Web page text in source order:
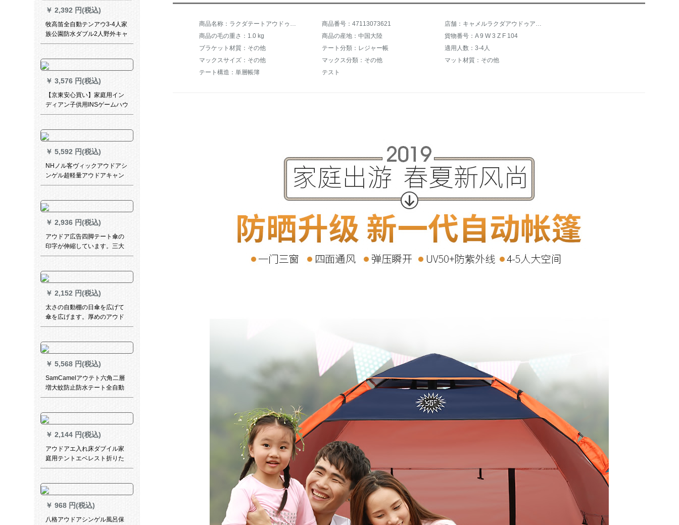
￥ 2,392 円(税込)
牧高笛全自動テンアウ3-4人家
族公園防水ダブル2人野外キャ
ンプ大テンセット空青
￥ 3,576 円(税込)
【京東安心買い】家庭用イン
ディアン子供用INSゲームハウ
ス室内のお姫様とお子様のお
さぎ
￥ 5,592 円(税込)
NHノル客ヴィックアウドアシ
ンゲル超軽量アウドアキャン
プ防雪防水携帯アルミニウム
￥ 2,936 円(税込)
アウドア広告四脚テート傘の
印字が伸縮しています。三大
三四角に並べて、雨屋の折り
市テート3*3半自動スタンドの
赤い屋根布。
￥ 2,152 円(税込)
太さの自動棚の日傘を広げて
傘を広げます。厚めのアウド
ゥアの広告で日傘を遮りま
印刷印刷印刷印刷印刷印刷印
刷印刷印刷印刷印刷印刷印刷
印刷印刷印刷印刷印刷印刷印
刷の印刷印刷印刷印刷印刷
で、折りたたみたたみたたみ
みます。
￥ 5,568 円(税込)
SamCamelアウテト六角二層
増大蚊防止防水テート全自動
キャンプキャンプ3-6人レジャ
階-コース03
￥ 2,144 円(税込)
アウドアエ入れ床ダブイル家
庭用テントエベレスト折りた
たみ畳付き不精人携帯型自动
200幅150高22)电动ポンプ
【オプション属性
￥ 968 円(税込)
八格アウドアシンゲル風呂保
商品番号：47113073621
商品の毛の重さ：1.0 kg
商品の産地：中国大陸
貨物番号：A 9 W 3 Z F 104
ブラケット材質：その他
テート分類：レジャー帳
適用人数：3-4人
マックスサイズ：その他
マックス分類：その他
マット材質：その他
テート構造：単層帳簿
テスト